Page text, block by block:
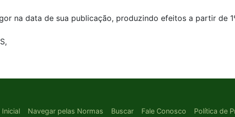
na data de sua publicação, produzindo efeitos a partir de
Inicial Navegar pelas Normas Buscar Fale Conosco Política de